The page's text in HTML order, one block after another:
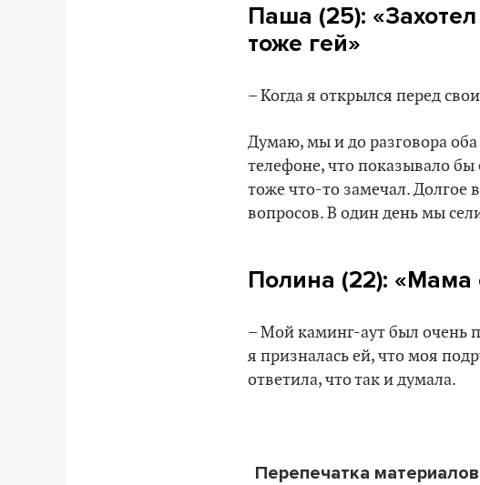
Паша (25): «Захотел
тоже гей»
– Когда я открылся перед
Думаю, мы и до разговора
телефоне, что показывало
тоже что-то замечал. Долгое
вопросов. В один день мы
Полина (22): «Мама
– Мой каминг-аут был очень
я призналась ей, что моя
ответила, что так и думала.
Перепечатка материалов